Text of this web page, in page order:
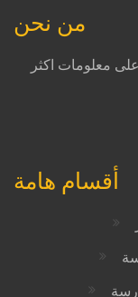
من نحن
معلومات اكثر
أقسام هامة